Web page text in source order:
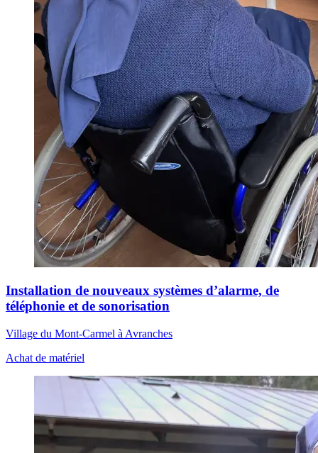
Installation de nouveaux systèmes d’alarme, de
téléphonie et de sonorisation
Village du Mont-Carmel à Avranches
Achat de matériel